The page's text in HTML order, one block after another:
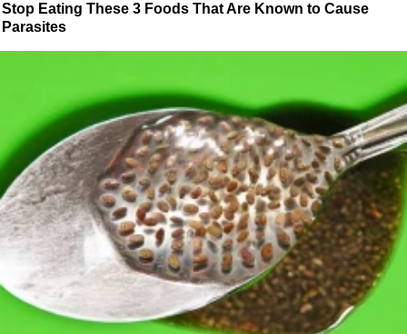
Stop Eating These 3 Foods That Are Known to Cause
Parasites